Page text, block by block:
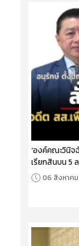
‘องค์คณะวินิจ
เรียกสินบน 5
06 สิงหาค